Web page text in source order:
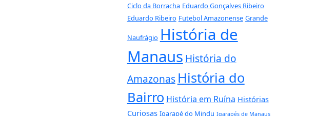
Ciclo da Borracha Eduardo Gonçalves Ribeiro
Eduardo Ribeiro Futebol Amazonense Grande
Naufrágio História de
Manaus História do
Amazonas História do
Bairro História em Ruína Histórias
Curiosas Igarapé do Mindu Igarapés de Manaus